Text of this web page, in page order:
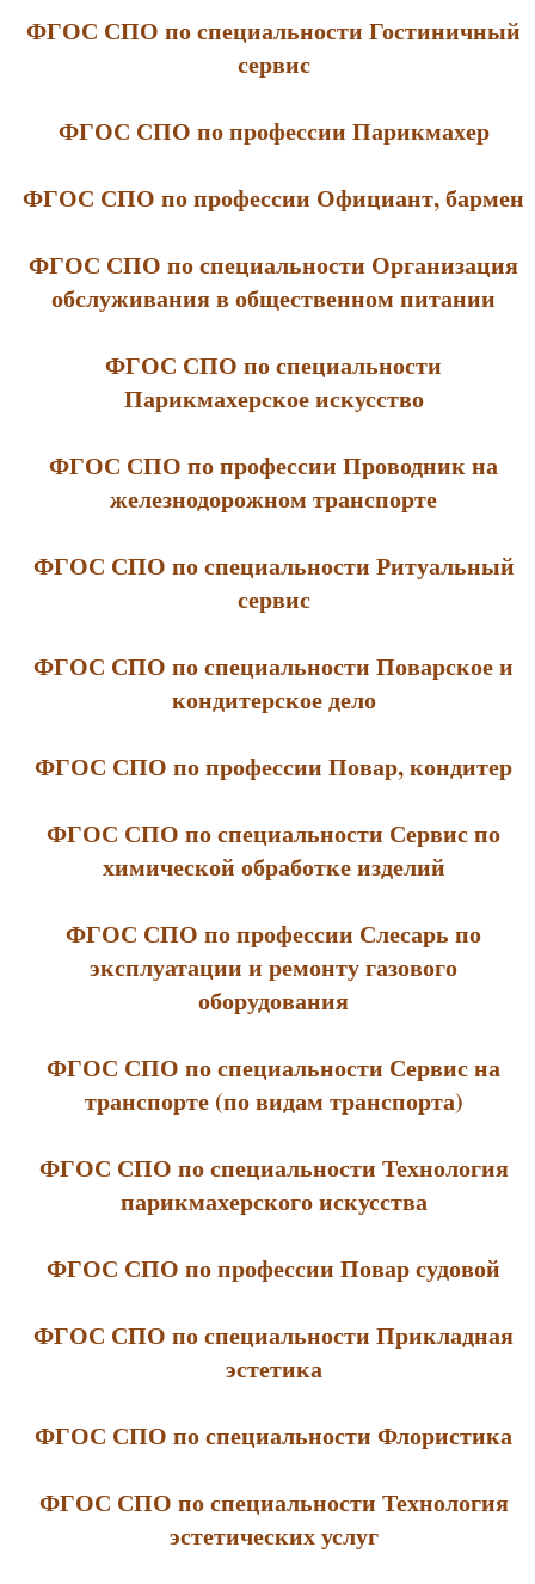
ФГОС СПО по специальности Гостиничный
сервис
ФГОС СПО по профессии Парикмахер
ФГОС СПО по профессии Официант, бармен
ФГОС СПО по специальности Организация
обслуживания в общественном питании
ФГОС СПО по специальности
Парикмахерское искусство
ФГОС СПО по профессии Проводник на
железнодорожном транспорте
ФГОС СПО по специальности Ритуальный
сервис
ФГОС СПО по специальности Поварское и
кондитерское дело
ФГОС СПО по профессии Повар, кондитер
ФГОС СПО по специальности Сервис по
химической обработке изделий
ФГОС СПО по профессии Слесарь по
эксплуатации и ремонту газового
оборудования
ФГОС СПО по специальности Сервис на
транспорте (по видам транспорта)
ФГОС СПО по специальности Технология
парикмахерского искусства
ФГОС СПО по профессии Повар судовой
ФГОС СПО по специальности Прикладная
эстетика
ФГОС СПО по специальности Флористика
ФГОС СПО по специальности Технология
эстетических услуг